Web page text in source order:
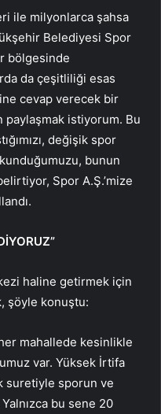
ile milyonlarca şahsa
Belediyesi Spor
bölgesinde
da çeşitliliği esas
cevap verecek bir
paylaşmak istiyorum. Bu
değişik spor
bunun
Spor A.Ş.’mize
haline getirmek için
şöyle konuştu:
mahallede kesinlikle
var. Yüksek İrtifa
suretiyle sporun ve
bu sene 20